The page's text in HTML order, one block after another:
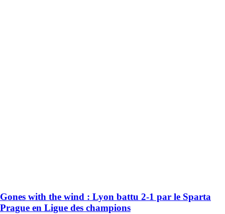
Gones with the wind : Lyon battu 2-1 par le Sparta
Prague en Ligue des champions